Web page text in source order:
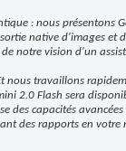
: nous présentons
native d'images et
notre vision d'un
nous travaillons
2.0 Flash sera
des capacités
des rapports en votre